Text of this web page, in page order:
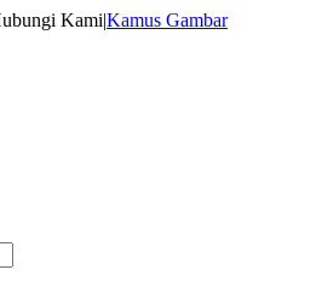
Kami|Kamus Gambar